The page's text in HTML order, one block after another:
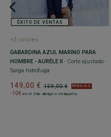
ÉXITO DE VENTAS
+2 colores
GABARDINA AZUL MARINO PARA
HOMBRE - AURÈLE II
- Corte ajustado -
Sarga hidrófuga
159,00 €
149,00 € REBAJAS
-10€ en el 2do abrigo o chaqueta